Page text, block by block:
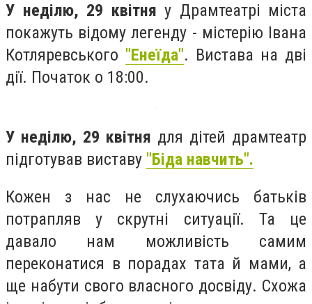
У неділю, 29 квітня у Драмтеатрі міста
покажуть відому легенду - містерію Івана
Котляревського "Енеїда". Вистава на дві
дії. Початок о 18:00.
У неділю, 29 квітня для дітей драмтеатр
підготував виставу "Біда навчить".
Кожен з нас не слухаючись батьків
потрапляв у скрутні ситуації. Та це
давало нам можливість самим
переконатися в порадах тата й мами, а
ще набути свого власного досвіду. Схожа